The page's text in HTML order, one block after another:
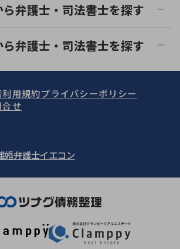
土日祝の相談可能
弁護士・司法書士を探す
青森県
宮城県
神奈川県
群馬県
山梨県
京都府
奈良県
和歌山県
石川県
富山県
岡山県
弁護士・司法書士を探す
個人再生
産
ラ金
カードローン・クレジッ
ト会社
奨学金
利用規約プライバシーポリシー
せ
婚弁護士イエコン